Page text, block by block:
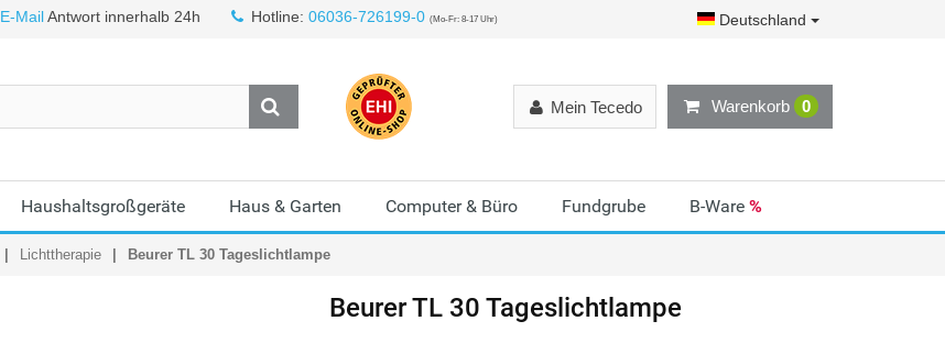
E-MailAntwort innerhalb 24h Hotline: 06036-726199-0 (Mo-Fr: 8-17 Uhr) Deutschland
Warenkorb 0
Mein Tecedo
Haushaltsgroßgeräte Haus & Garten Computer & Büro Fundgrube B-Ware %
Lichttherapie Beurer TL 30 Tageslichtlampe
BeurerTL 30 Tageslichtlampe